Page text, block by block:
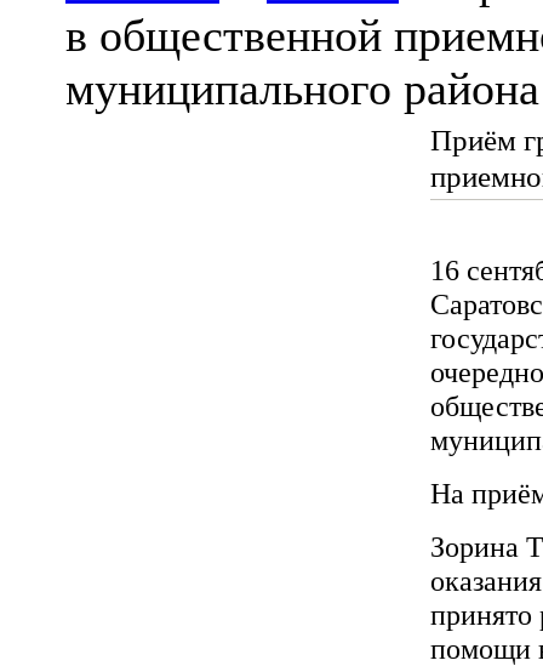
в общественной
муниципального района
Приём
16
На
Зорина
принято
помощи